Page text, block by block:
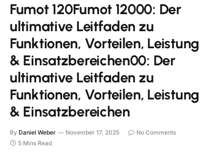
Fumot 120Fumot 12000: Der
ultimative Leitfaden zu
Funktionen, Vorteilen, Leistung
& Einsatzbereichen00: Der
ultimative Leitfaden zu
Funktionen, Vorteilen, Leistung
& Einsatzbereichen
By Daniel Weber November 17, 2025
No Comments
5 Mins Read